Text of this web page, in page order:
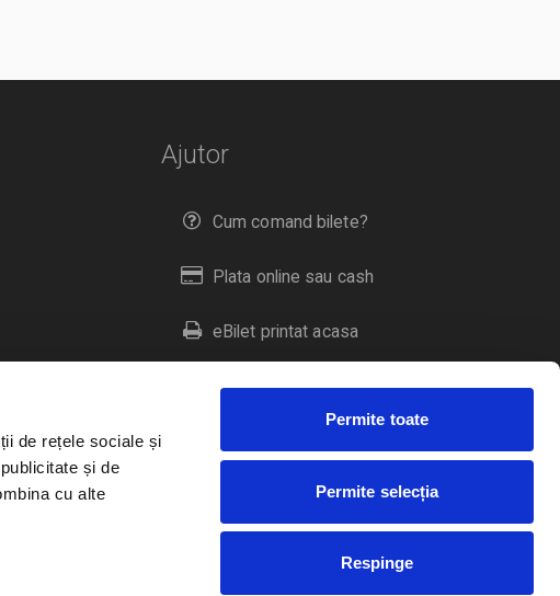
de rețele sociale și
și de
cu alte
Permite toate
Permite selecția
Respinge
Ajutor
Cum comand bilete?
Plata online sau cash
eBilet printat acasa
Livrare prin curier
Duplicare bilete